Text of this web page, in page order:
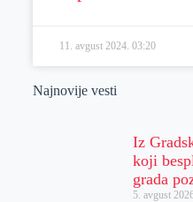
11. avgust 2024. 03:20
Najnovije vesti
Iz
koji
grada
5. avgust